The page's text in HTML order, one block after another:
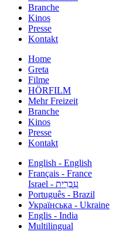
Branche
Kinos
Presse
Kontakt
Home
Greta
Filme
HÖRFILM
Mehr Freizeit
Branche
Kinos
Presse
Kontakt
English - English
Français - France
עִבְרִית - Israel
Português - Brazil
Українська - Ukraine
Englis - India
Multilingual